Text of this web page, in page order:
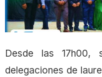
Desde las 17h00,
delegaciones de